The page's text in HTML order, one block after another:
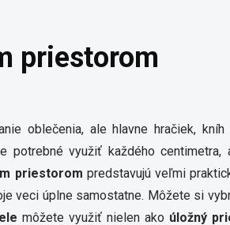
priestorom
oblečenia, ale hlavne hračiek,
potrebné využiť každého centimetra,
priestorom predstavujú veľmi
veci úplne samostatne. Môžete si
môžete využiť nielen ako úložný